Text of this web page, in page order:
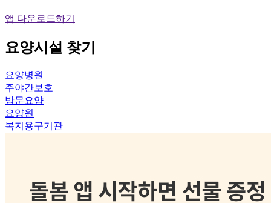
앱 다운로드하기
요양시설 찾기
요양병원
주야간보호
방문요양
요양원
복지용구기관